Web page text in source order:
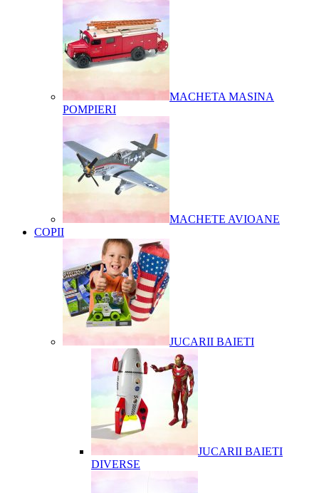
MACHETA MASINA
POMPIERI
MACHETE AVIOANE
COPII
JUCARII BAIETI
JUCARII BAIETI
DIVERSE